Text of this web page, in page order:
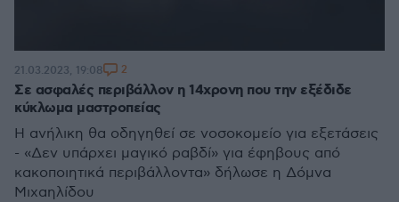
Σε ασφαλές περιβάλλον η 14χρονη που την εξέδιδε
κύκλωμα μαστροπείας
Η ανήλικη θα οδηγηθεί σε νοσοκομείο για εξετάσεις
- «Δεν υπάρχει μαγικό ραβδί» για έφηβους από
κακοποιητικά περιβάλλοντα» δήλωσε η Δόμνα
Μιχαηλίδου
21.03.2023, 19:08 2